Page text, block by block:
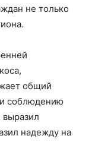
не только
общий
и соблюдению
выразил
надежду на